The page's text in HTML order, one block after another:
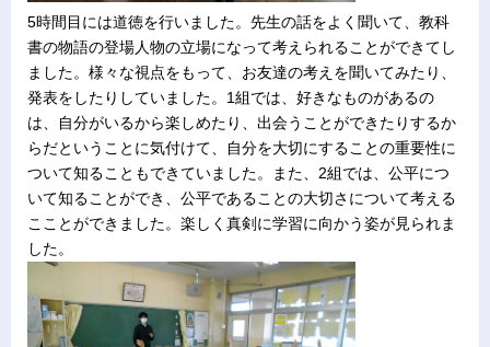
5時間目には道徳を行いました。先生の話をよく聞いて、教科
書の物語の登場人物の立場になって考えられることができてし
ました。様々な視点をもって、お友達の考えを聞いてみたり、
発表をしたりしていました。1組では、好きなものがあるの
は、自分がいるから楽しめたり、出会うことができたりするか
らだということに気付けて、自分を大切にすることの重要性に
ついて知ることもできていました。また、2組では、公平につ
いて知ることができ、公平であることの大切さについて考える
こことができました。楽しく真剣に学習に向かう姿が見られま
した。